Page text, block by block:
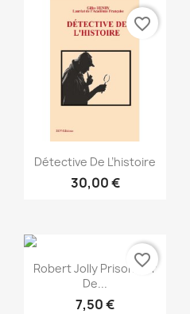
Aperçu rapide
Détective De L’histoire
30,00 €
favorite_border
Aperçu rapide
Robert Jolly Prisonnier
De...
7,50 €
favorite_border